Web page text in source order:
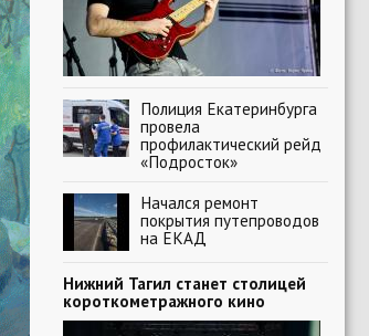
Полиция Екатеринбурга
провела
профилактический рейд
«Подросток»
Начался ремонт
покрытия путепроводов
на ЕКАД
Нижний Тагил станет столицей
короткометражного кино